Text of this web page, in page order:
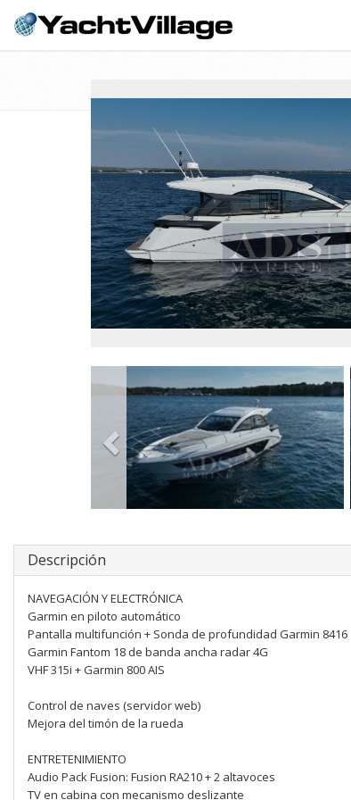
Descripción
NAVEGACIÓN Y ELECTRÓNICA
Garmin en piloto automático
Pantalla multifunción + Sonda de profundidad Garmin 8416
Garmin Fantom 18 de banda ancha radar 4G
VHF 315i + Garmin 800 AIS
Control de naves (servidor web)
Mejora del timón de la rueda
ENTRETENIMIENTO
Audio Pack Fusion: Fusion RA210 + 2 altavoces
TV en cabina con mecanismo deslizante